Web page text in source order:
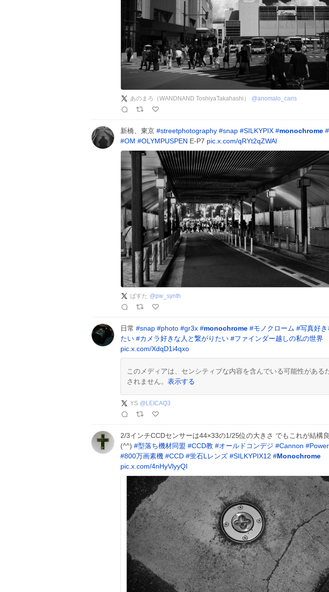
あのまろ（WANDNAND ToshiyaTakahashi） @anomalo_caris
新橋、東京 #streetphotography #snap #SILKYPIX #monochrome #
#OM #OLYMPUSPEN E-P7 pic.x.com/qRYt2qZWAl
ぱすた @pw_synth
日常 #snap #photo #gr3x #monochrome #モノクローム #写真好き
たい #カメラ好きな人と繋がりたい #ファインダー越しの私の世界
pic.x.com/XdqD1i4qxo
このメディアは、センシティブな内容を含んでいる可能性がある
されません。 表示する
YS @ LEICAQ3
2/3インチCCDセンサーは44×33の1/25位の大きさ でもこれが結構
(^^) #型落ち機材同盟 #CCD教 #オールドコンデジ #Cannon #
#800万画素機 #CCD #蛍石Lレンズ #SILKYPIX12 #Monochrome
pic.x.com/4nHyVlyyQI